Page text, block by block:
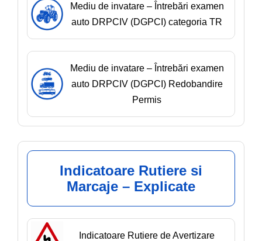
Mediu de invatare – Întrebări examen
auto DRPCIV (DGPCI) categoria TR
Mediu de invatare – Întrebări examen
auto DRPCIV (DGPCI) Redobandire
Permis
Indicatoare Rutiere si
Marcaje – Explicate
Indicatoare Rutiere de Avertizare